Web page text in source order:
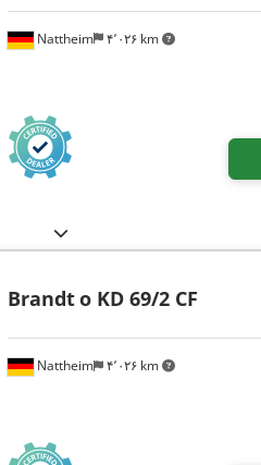
Nattheim ۴٬۰۲۶ km
Nattheim ۴٬۰۲۶ km
Brandto KD 69/2 CF